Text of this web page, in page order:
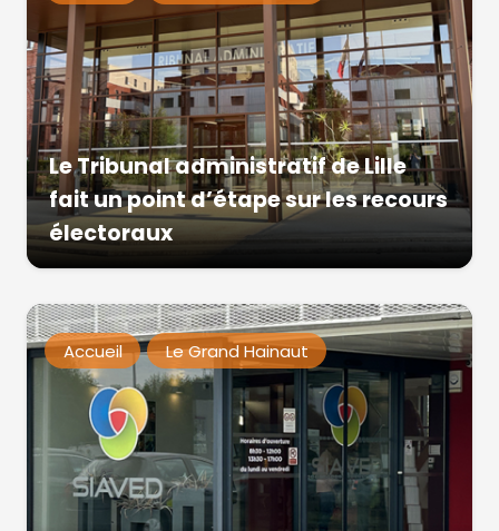
Le Tribunal administratif de Lille
fait un point d’étape sur les recours
électoraux
Accueil Le Grand Hainaut